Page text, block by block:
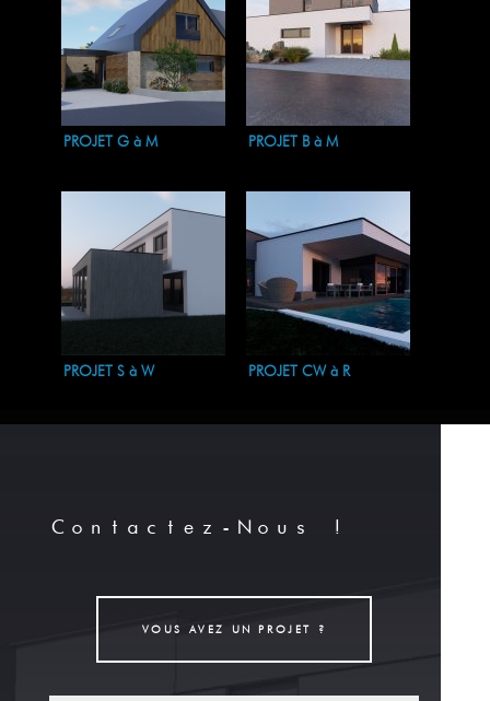
PROJET G à M PROJET B à M
PROJET S à W PROJET CW à R
Contactez-Nous !
VOUS AVEZ UN PROJET ?